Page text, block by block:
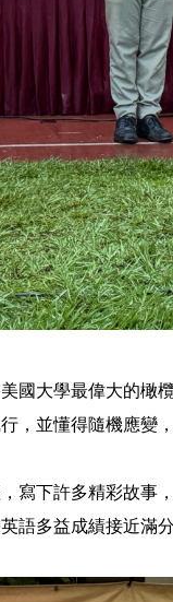
國大學最偉大的橄
，並懂得隨機應變
寫下許多精彩故事
語多益成績接近滿